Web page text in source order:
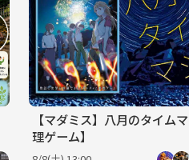
【マダミス】八月のタイム
理ゲーム】